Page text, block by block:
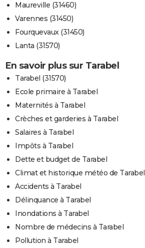
Maureville (31460)
Varennes (31450)
Fourquevaux (31450)
Lanta (31570)
En savoir plus sur Tarabel
Tarabel (31570)
Ecole primaire à Tarabel
Maternités à Tarabel
Crèches et garderies à Tarabel
Salaires à Tarabel
Impôts à Tarabel
Dette et budget de Tarabel
Climat et historique météo de Tarabel
Accidents à Tarabel
Délinquance à Tarabel
Inondations à Tarabel
Nombre de médecins à Tarabel
Pollution à Tarabel